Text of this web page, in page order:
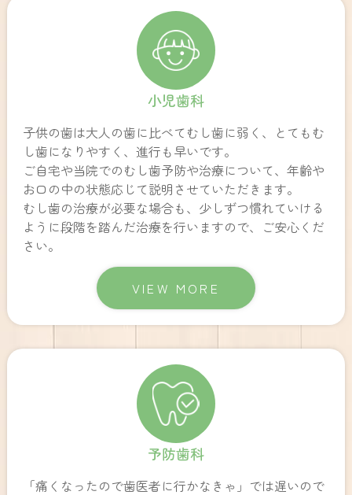
小児歯科
子供の歯は大人の歯に比べてむし歯に弱く、とてもむ
し歯になりやすく、進行も早いです。
ご自宅や当院でのむし歯予防や治療について、年齢や
お口の中の状態応じて説明させていただきます。
むし歯の治療が必要な場合も、少しずつ慣れていける
ように段階を踏んだ治療を行いますので、ご安心くだ
さい。
VIEW MORE
予防歯科
「痛くなったので歯医者に行かなきゃ」では遅いので